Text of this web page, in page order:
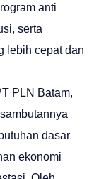
anti
serta
lebih cepat dan
PLN Batam,
dasar
ekonomi